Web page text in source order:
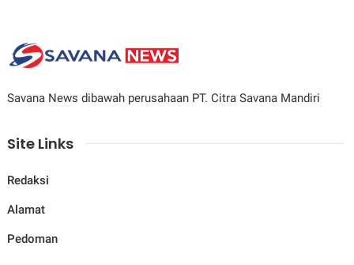
Savana News dibawah perusahaan PT. Citra Savana Mandiri
Site Links
Redaksi
Alamat
Pedoman